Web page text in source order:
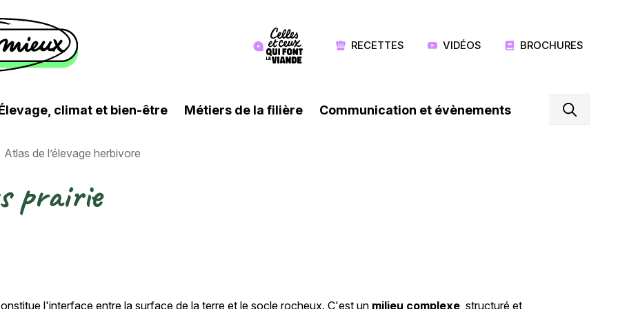
Image
RECETTES VIDÉOS BROCHURES
climat et bien-être Métiers de la filière Communication et évènements
Atlas de l’élevage herbivore
prairie
l'interface entre la surface de la terre et le socle rocheux. C'est un milieu complexe, structuré et